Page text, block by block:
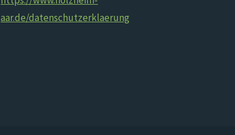
aar.de/datenschutzerklaerung